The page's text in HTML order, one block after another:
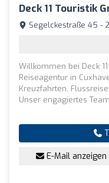
Deck 11 Touristik
Segelckestraße 45 -
Willkommen bei Deck
Reiseagentur in
Kreuzfahrten,
Unser engagiertes
E-Mail anzeigen